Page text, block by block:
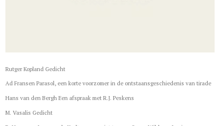
Rutger Kopland Gedicht
Ad Fransen Parasol, een korte voorzomer in de ontstaansgeschiedenis van tirade
Hans van den Bergh Een afspraak met R.J. Peskens
M. Vasalis Gedicht